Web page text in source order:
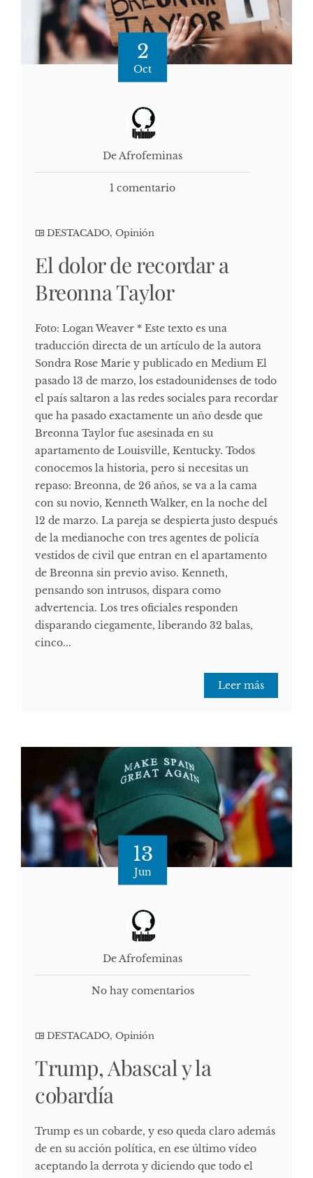
2
Oct
De Afrofeminas
1 comentario
DESTACADO, Opinión
El dolor de recordar a
Breonna Taylor
Foto: Logan Weaver * Este texto es una
traducción directa de un artículo de la autora
Sondra Rose Marie y publicado en Medium El
pasado 13 de marzo, los estadounidenses de todo
el país saltaron a las redes sociales para recordar
que ha pasado exactamente un año desde que
Breonna Taylor fue asesinada en su
apartamento de Louisville, Kentucky. Todos
conocemos la historia, pero si necesitas un
repaso: Breonna, de 26 años, se va a la cama
con su novio, Kenneth Walker, en la noche del
12 de marzo. La pareja se despierta justo después
de la medianoche con tres agentes de policía
vestidos de civil que entran en el apartamento
de Breonna sin previo aviso. Kenneth,
pensando son intrusos, dispara como
advertencia. Los tres oficiales responden
disparando ciegamente, liberando 32 balas,
cinco...
Leer más
13
Jun
De Afrofeminas
No hay comentarios
DESTACADO, Opinión
Trump, Abascal y la
cobardía
Trump es un cobarde, y eso queda claro además
de en su acción política, en ese último vídeo
aceptando la derrota y diciendo que todo el